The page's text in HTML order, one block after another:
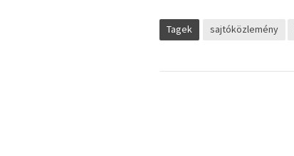
Tagek sajtóközlemény